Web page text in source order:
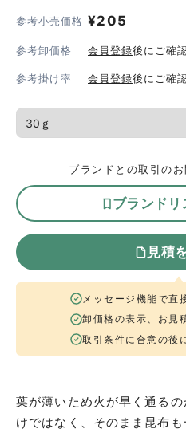
参考小売価格 ¥205
参考卸価格 会員登録後にご確
参考掛け率 会員登録後にご確
ブランドとの取引の
ブランドリ
見積
メッセージ機能で直
卸価格の表示、お見
取引条件に合意の後
葉が薄いため火が早く通る
けではなく、そのまま昆布